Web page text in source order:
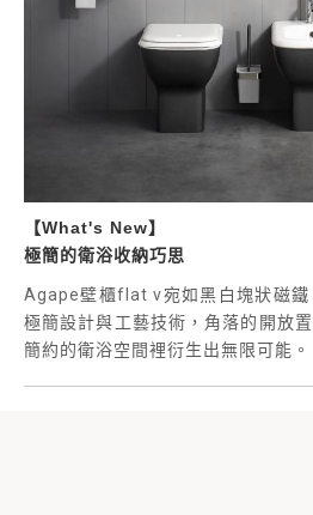
【What's New】
極簡的衛浴收納巧思
Agape壁櫃flat v宛如黑白塊狀磁
極簡設計與工藝技術，角落的開放
簡約的衛浴空間裡衍生出無限可能。